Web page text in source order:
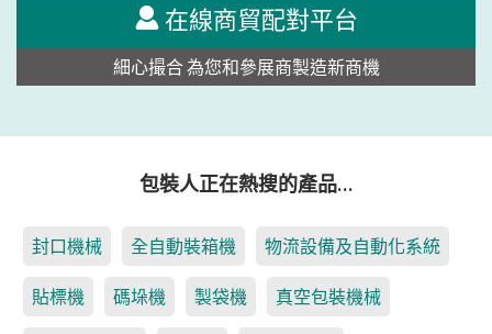
在線商貿配對平台
細心撮合 為您和參展商製造新商機
包裝人正在熱搜的產品…
封口機械 全自動裝箱機 物流設備及自動化系統
貼標機 碼垛機 製袋機 真空包裝機械